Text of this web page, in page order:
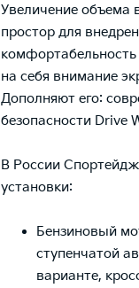
Увеличение объема
простор для
на себя внимание
Дополняют его:
безопасности Drive
В России
установки:
Бензиновый
ступенчатой
варианте,